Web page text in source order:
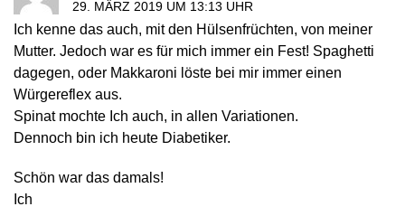
29. MÄRZ 2019 UM 13:13 UHR
Ich kenne das auch, mit den Hülsenfrüchten, von meiner
Mutter. Jedoch war es für mich immer ein Fest! Spaghetti
dagegen, oder Makkaroni löste bei mir immer einen
Würgereflex aus.
Spinat mochte Ich auch, in allen Variationen.
Dennoch bin ich heute Diabetiker.
Schön war das damals!
Ich